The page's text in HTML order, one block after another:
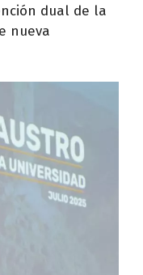
dual de la
nueva